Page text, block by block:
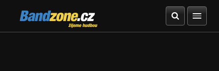
Bandzone.cz
žijeme hudbou